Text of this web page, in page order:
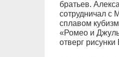
братьев.
сотрудничал с
сплавом
«Ромео и
отверг